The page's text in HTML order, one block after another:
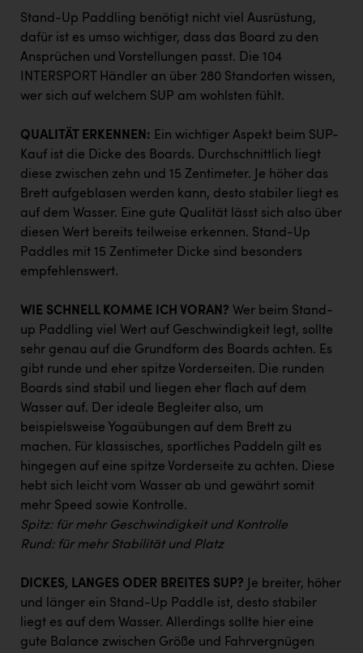
RE/MAX Welcome
Resch&Frisch
RUBBLE MASTER
SCRI - Salzburg Cancer Research Institute
SCHMACHTL GmbH
Schwingshandl - automation technology gmbh
Seher + Partner
Smurfit Westrock Nettingsdorf
TGW Logistics
TRAILOMAT & Cycling Austria
VERITAS
Vier Diamanten
Vorlagenportal
Wir besiegen Krebs
Wirtschaftskammer OÖ
ZGONC
Österreichisches Hebammengremium
Stand-Up Paddling benötigt nicht viel Ausrüstung,
dafür ist es umso wichtiger, dass das Board zu den
Ansprüchen und Vorstellungen passt. Die 104
INTERSPORT Händler an über 280 Standorten wissen,
wer sich auf welchem SUP am wohlsten fühlt.
QUALITÄT ERKENNEN: Ein wichtiger Aspekt beim SUP-
Kauf ist die Dicke des Boards. Durchschnittlich liegt
diese zwischen zehn und 15 Zentimeter. Je höher das
Brett aufgeblasen werden kann, desto stabiler liegt es
auf dem Wasser. Eine gute Qualität lässt sich also über
diesen Wert bereits teilweise erkennen. Stand-Up
Paddles mit 15 Zentimeter Dicke sind besonders
empfehlenswert.
WIE SCHNELL KOMME ICH VORAN? Wer beim Stand-
up Paddling viel Wert auf Geschwindigkeit legt, sollte
sehr genau auf die Grundform des Boards achten. Es
gibt runde und eher spitze Vorderseiten. Die runden
Boards sind stabil und liegen eher flach auf dem
Wasser auf. Der ideale Begleiter also, um
beispielsweise Yogaübungen auf dem Brett zu
machen. Für klassisches, sportliches Paddeln gilt es
hingegen auf eine spitze Vorderseite zu achten. Diese
hebt sich leicht vom Wasser ab und gewährt somit
mehr Speed sowie Kontrolle.
Spitz: für mehr Geschwindigkeit und Kontrolle
Rund: für mehr Stabilität und Platz
DICKES, LANGES ODER BREITES SUP?
Je breiter, höher
und länger ein Stand-Up Paddle ist, desto stabiler
liegt es auf dem Wasser. Allerdings sollte hier eine
gute Balance zwischen Größe und Fahrvergnügen